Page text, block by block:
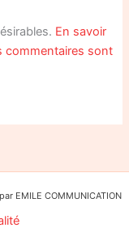
En savoir
commentaires sont
EMILE COMMUNICATION